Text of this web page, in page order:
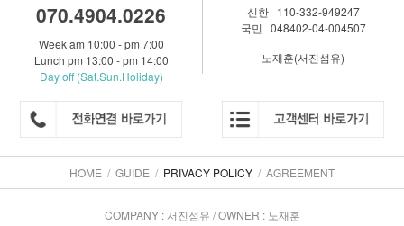
070.4904.0226
Week am 10:00 - pm 7:00
Lunch pm 13:00 - pm 14:00
Day off (Sat.Sun.Holiday)
신한 110-332-949247
국민 048402-04-004507
노재훈(서진섬유)
HOME / GUIDE / PRIVACY POLICY / AGREEMENT
COMPANY : 서진섬유 / OWNER : 노재훈